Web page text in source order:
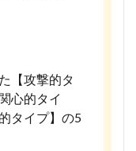
【攻撃的タ
心的タイ
タイプ】の5